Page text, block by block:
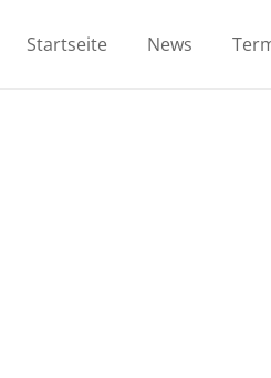
Startseite News